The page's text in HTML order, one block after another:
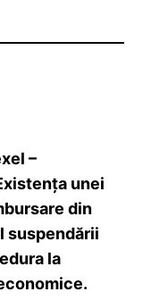
–
unei
din
suspendării
la